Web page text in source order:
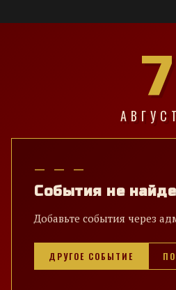
7
— — —
События не
Добавьте события через
ДРУГОЕ СОБЫТИЕ